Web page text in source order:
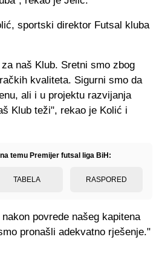
sportski direktor Futsal kluba
naš Klub. Sretni smo zbog
kvaliteta. Sigurni smo da
ali i u projektu razvijanja
Klub teži", rekao je Kolić i
temu Premijer futsal liga BiH:
TABELA RASPORED
povrede našeg kapitena
pronašli adekvatno rješenje."